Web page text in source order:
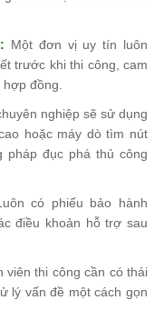
Một đơn vị uy tín luôn
trước khi thi công, cam
đồng.
nghiệp sẽ sử dụng
hoặc máy dò tìm nút
pháp đục phá thủ công
có phiếu bảo hành
điều khoản hỗ trợ sau
viên thi công cần có thái
lý vấn đề một cách gọn